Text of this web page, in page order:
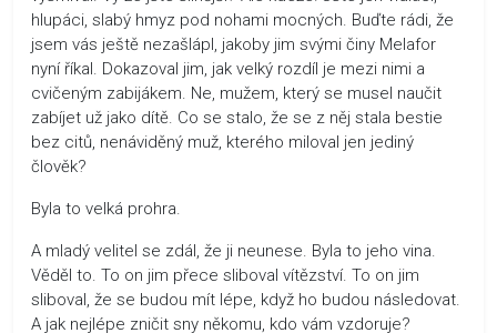
hlupáci, slabý hmyz pod nohami mocných. Buďte rádi, že
jsem vás ještě nezašlápl, jakoby jim svými činy Melafor
nyní říkal. Dokazoval jim, jak velký rozdíl je mezi nimi a
cvičeným zabijákem. Ne, mužem, který se musel naučit
zabíjet už jako dítě. Co se stalo, že se z něj stala bestie
bez citů, nenáviděný muž, kterého miloval jen jediný
člověk?
Byla to velká prohra.
A mladý velitel se zdál, že ji neunese. Byla to jeho vina.
Věděl to. To on jim přece sliboval vítězství. To on jim
sliboval, že se budou mít lépe, když ho budou následovat.
A jak nejlépe zničit sny někomu, kdo vám vzdoruje?